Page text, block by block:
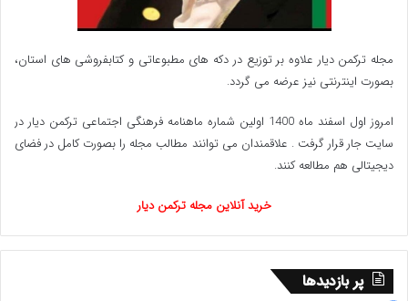
مجله ترکمن دیار علاوه بر توزیع در دکه های مطبوعاتی و کتابفروشی های استان،
بصورت اینترنتی نیز عرضه می گردد.‌
امروز اول اسفند ماه 1400 اولین شماره ماهنامه فرهنگی اجتماعی ترکمن دیار در
سایت جار قرار گرفت . علاقمندان می توانند مطالب مجله را بصورت کامل در فضای
دیجیتالی هم مطالعه کنند.
خرید آنلاین مجله ترکمن دیار
پر بازدیدها